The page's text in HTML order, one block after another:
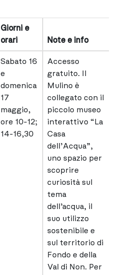
Giorni e
orari
Note e info
Sabato 16
e
domenica
17
maggio,
ore 10-12;
14-16,30
Accesso
gratuito. Il
Mulino è
collegato con il
piccolo museo
interattivo “La
Casa
dell’Acqua”,
uno spazio per
scoprire
curiosità sul
tema
dell’acqua, il
suo utilizzo
sostenibile e
sul territorio di
Fondo e della
Val di Non. Per